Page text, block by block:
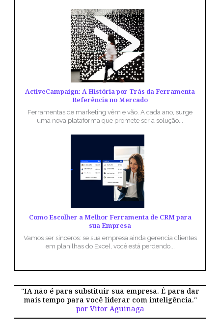
ActiveCampaign: A História por Trás da Ferramenta
Referência no Mercado
Ferramentas de marketing vêm e vão. A cada ano, surge
uma nova plataforma que promete ser a solução...
Como Escolher a Melhor Ferramenta de CRM para
sua Empresa
Vamos ser sinceros: se sua empresa ainda gerencia clientes
em planilhas do Excel, você está perdendo...
"IA não é para substituir sua empresa. É para dar
mais tempo para você liderar com inteligência."
por Vitor Aguinaga